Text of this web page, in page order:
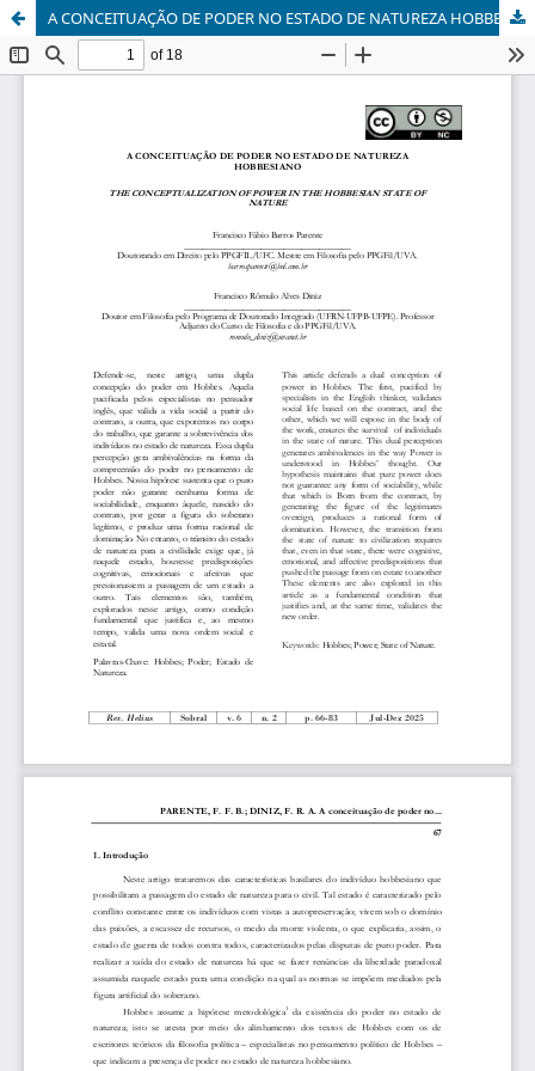
A CONCEITUAÇÃO DE PODER NO ESTADO DE NATUREZA HOBBESIANO